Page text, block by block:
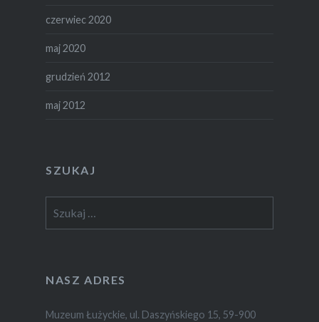
czerwiec 2020
maj 2020
grudzień 2012
maj 2012
SZUKAJ
NASZ ADRES
Muzeum Łużyckie, ul. Daszyńskiego 15, 59-900